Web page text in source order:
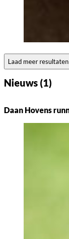
Laad meer resultaten
Nieuws (1)
Daan Hovens